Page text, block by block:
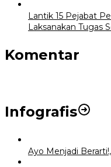
Lantik 15 Pejabat
Laksanakan Tugas
Komentar
Infografis
Ayo Menjadi